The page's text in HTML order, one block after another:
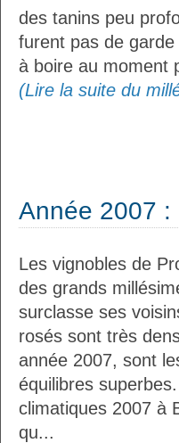
des tanins peu
furent pas de
à boire au moment
(Lire la suite du
Année 2007 :
Les vignobles de
des grands
surclasse ses
rosés sont très
année 2007, sont
équilibres
climatiques 2007 à
qu...